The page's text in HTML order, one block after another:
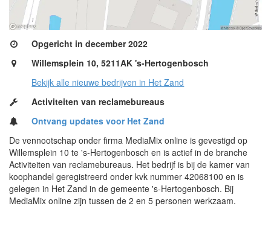
Opgericht in december 2022
Willemsplein 10, 5211AK 's-Hertogenbosch
Bekijk alle nieuwe bedrijven in Het Zand
Activiteiten van reclamebureaus
Ontvang updates voor Het Zand
De vennootschap onder firma MediaMix online is gevestigd op
Willemsplein 10 te 's-Hertogenbosch en is actief in de branche
Activiteiten van reclamebureaus. Het bedrijf is bij de kamer van
koophandel geregistreerd onder kvk nummer 42068100 en is
gelegen in Het Zand in de gemeente 's-Hertogenbosch. Bij
MediaMix online zijn tussen de 2 en 5 personen werkzaam.